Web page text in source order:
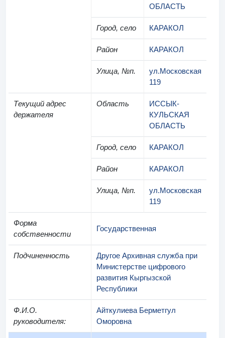
ОБЛАСТЬ
Город, село КАРАКОЛ
Район КАРАКОЛ
Улица, №п.
ул.Московская
119
Текущий адрес
держателя
Область
ИССЫК-
КУЛЬСКАЯ
ОБЛАСТЬ
Город, село КАРАКОЛ
Район КАРАКОЛ
Улица, №п.
ул.Московская
119
Форма
собственности
Государственная
Подчиненность
Другое Архивная служба при
Министерстве цифрового
развития Кыргызской
Республики
Ф.И.О.
руководителя:
Айткулиева Берметгул
Оморовна